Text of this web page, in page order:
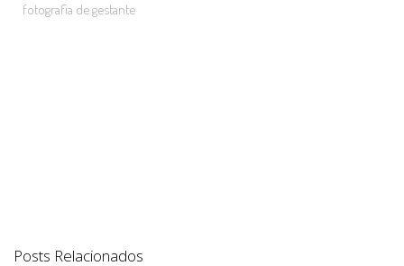
fotografia de gestante
Posts Relacionados